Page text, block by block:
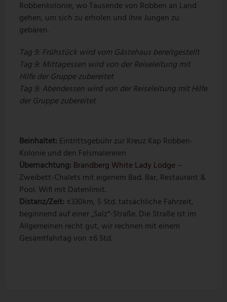
Robbenkolonie, wo Tausende von Robben an Land
gehen, um sich zu erholen und ihre Jungen zu
gebären.
Tag 9: Frühstück wird vom Gästehaus bereitgestellt
Tag 9: Mittagessen wird von der Reiseleitung mit
Hilfe der Gruppe zubereitet
Tag 9: Abendessen wird von der Reiseleitung mit Hilfe
der Gruppe zubereitet
Beinhaltet: Eintrittsgebühr zur Kreuz Kap Robben-
Kolonie und den Felsmalereien
Übernachtung: Brandberg White Lady Lodge–
Zweibett-Chalets mit eigenem Bad. Bar, Restaurant &
Pool. Wifi mit Datenlimit.
Distanz/Zeit: ±330km, 5 Std. tatsächliche Fahrzeit,
beginnend auf einer „Salz“-Straße. Die Straße ist im
Allgemeinen recht gut, wir rechnen mit einem
Gesamtfahrtag von ±6 Std.